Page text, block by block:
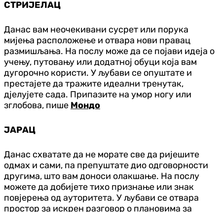
СТРИЈЕЛАЦ
Данас вам неочекивани сусрет или порука
мијења расположење и отвара нови правац
размишљања. На послу може да се појави идеја о
учењу, путовању или додатној обуци која вам
дугорочно користи. У љубави се опуштате и
престајете да тражите идеални тренутак,
д‌јелујете сада. Припазите на умор ногу или
зглобова, пише Мондо
ЈАРАЦ
Данас схватате да не морате све да ријешите
одмах и сами, па препуштате дио одговорности
другима, што вам доноси олакшање. На послу
можете да добијете тихо признање или знак
повјерења од ауторитета. У љубави се отвара
простор за искрен разговор о плановима за